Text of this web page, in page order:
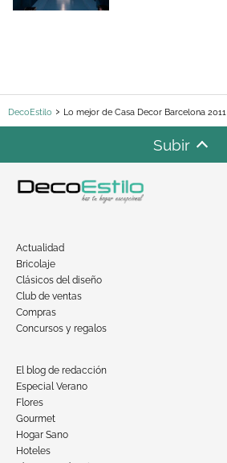
DecoEstilo Lo mejor de Casa Decor Barcelona 2011
Subir
Actualidad
Bricolaje
Clásicos del diseño
Club de ventas
Compras
Concursos y regalos
El blog de redacción
Especial Verano
Flores
Gourmet
Hogar Sano
Hoteles